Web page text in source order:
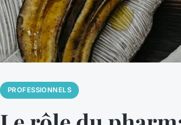
PROFESSIONNELS